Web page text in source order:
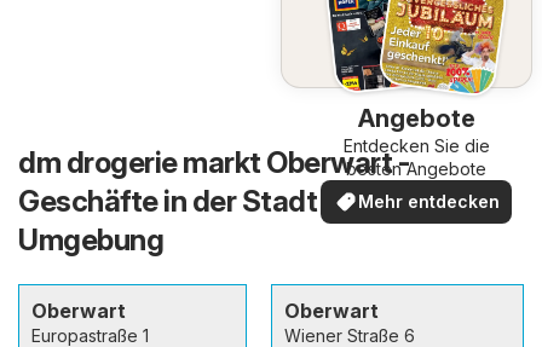
Angebote
Entdecken Sie die
besten Angebote
Mehr entdecken
dm drogerie markt Oberwart -
Geschäfte in der Stadt und in der
Umgebung
Oberwart
Europastraße 1
Oberwart
Wiener Straße 6